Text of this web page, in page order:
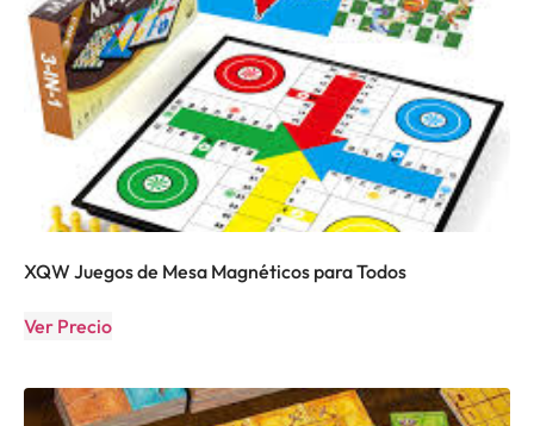
XQW Juegos de Mesa Magnéticos para Todos
Ver Precio